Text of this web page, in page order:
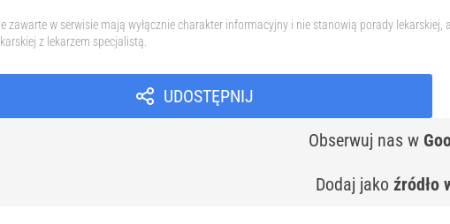
zawarte w serwisie mają wyłącznie charakter informacyjny i nie stanowią porady
z lekarzem specjalistą.
UDOSTĘPNIJ
Obserwuj nas w
Dodaj jako źródło